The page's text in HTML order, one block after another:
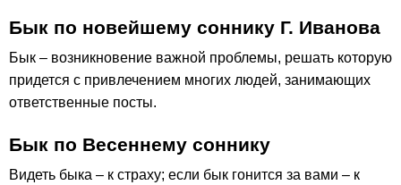
Бык по новейшему соннику Г. Иванова
Бык – возникновение важной проблемы, решать которую
придется с привлечением многих людей, занимающих
ответственные посты.
Бык по Весеннему соннику
Видеть быка – к страху; если бык гонится за вами – к